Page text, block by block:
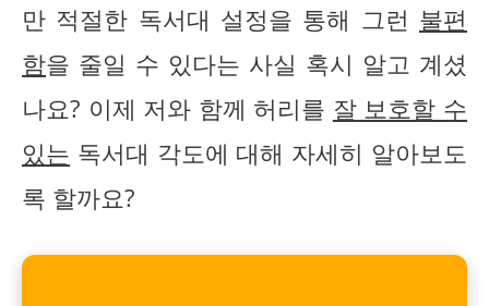
만 적절한 독서대 설정을 통해 그런 불편
함을 줄일 수 있다는 사실 혹시 알고 계셨
나요? 이제 저와 함께 허리를 잘 보호할 수
있는 독서대 각도에 대해 자세히 알아보도
록 할까요?